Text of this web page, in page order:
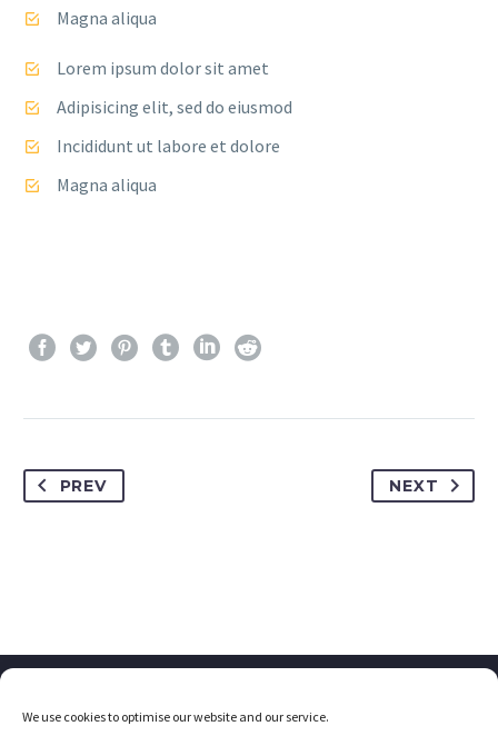
We use cookies to optimise our website and our service.
Magna aliqua
Lorem ipsum dolor sit amet
Adipisicing elit, sed do eiusmod
Incididunt ut labore et dolore
Magna aliqua
PREV NEXT